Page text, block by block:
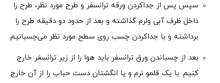
سپس پس از جداکردن ورقه ترانسفر و طرح مورد نظر، طرح‌ را
داخل ظرف آبی ولرم گذاشته و بعد از حدود دو دقیقه طرح را
برداشته و با جداکردن چسب روی سطح مورد نظر می‌چسبانیم.
بعد از چسباندن ورق ترانسفر باید هوا را از زیر ترانسفر خارج
کنیم. با یک قلمو نرم و یا انگشتان دست حباب را از آن خارج